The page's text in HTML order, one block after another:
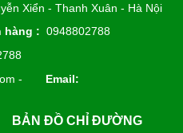
Xiển - Thanh Xuân - Hà Nội
hàng : 0948802788
-
Email:
BẢN ĐỒ CHỈ ĐƯỜNG